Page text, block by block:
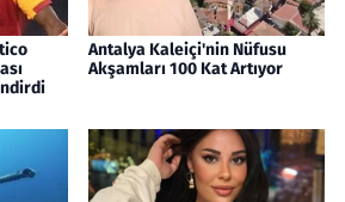
Antalya Kaleiçi'nin Nüfusu
Akşamları 100 Kat Artıyor